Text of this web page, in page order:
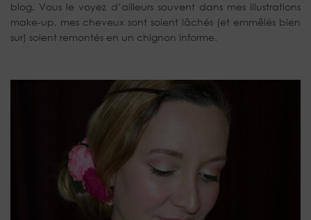
blog. Vous le voyez d’ailleurs souvent dans mes illustrations
make-up, mes cheveux sont soient lâchés (et emmêlés bien
sur) soient remontés en un chignon informe.